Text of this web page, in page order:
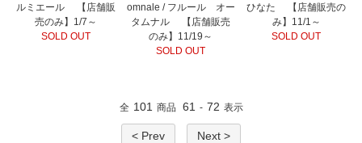
ルミエール 【店舗販
売のみ】1/7～
SOLD OUT
omnale / フルール オー
タムナル 【店舗販売
のみ】11/19～
SOLD OUT
ひなた 【店舗販売の
み】11/1～
SOLD OUT
全 101 商品 61 - 72 表示
< Prev Next >